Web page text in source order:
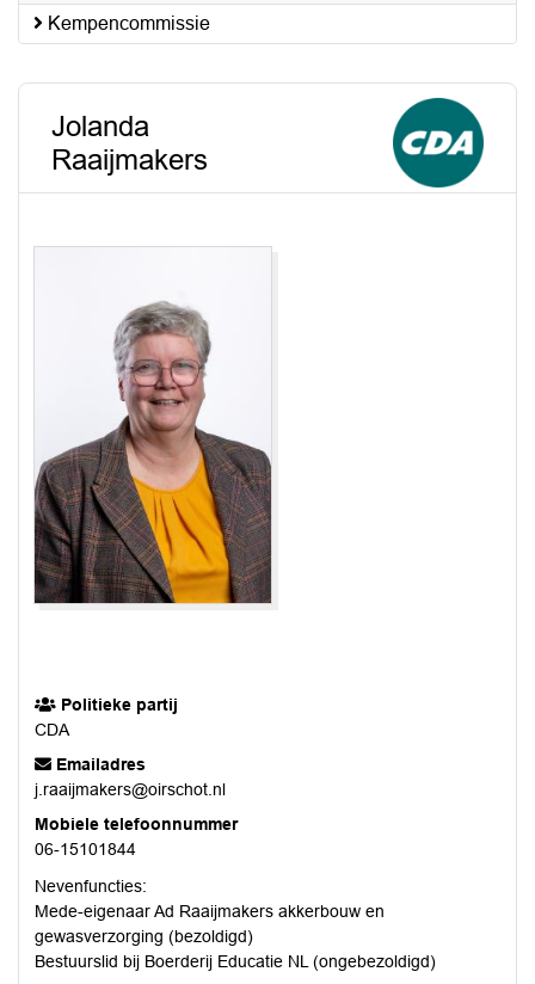
Kempencommissie
Jolanda
Raaijmakers
Politieke partij
CDA
Emailadres
j.raaijmakers@oirschot.nl
Mobiele telefoonnummer
06-15101844
Nevenfuncties:
Mede-eigenaar Ad Raaijmakers akkerbouw en
gewasverzorging (bezoldigd)
Bestuurslid bij Boerderij Educatie NL (ongebezoldigd)